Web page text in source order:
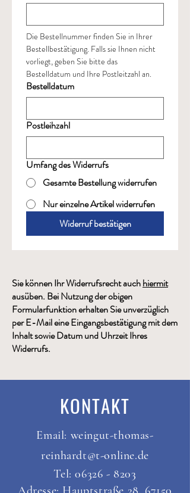
Die Bestellnummer finden Sie in Ihrer
Bestellbestätigung. Falls sie Ihnen nicht
vorliegt, geben Sie bitte das
Bestelldatum und Ihre Postleitzahl an.
Bestelldatum
Postleihzahl
Umfang des Widerrufs
Gesamte Bestellung widerrufen
Nur einzelne Artikel widerrufen
Widerruf bestätigen
Sie können Ihr Widerrufsrecht auchhiermit
ausüben. Bei Nutzung der obigen
Formularfunktion erhalten Sie unverzüglich
per E-Mail eine Eingangsbestätigung mit dem
Inhalt sowie Datum und Uhrzeit Ihres
Widerrufs.
KONTAKT
Email: weingut-thomas-
reinhardt@t-online.de
Tel:06326 - 8203